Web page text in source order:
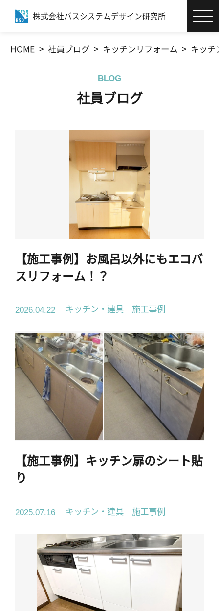
株式会社バスシステムデザイン研究所
エコバスリフォーム®とは
お客様サポート
施工事例
社員ブログ
会社情報
採用情報
協力業者募集
東海圏 052-982-8626
関西圏 06-4392-8626
HOME 社員ブログ キッチンリフォーム キッチ
BLOG
社員ブログ
【施工事例】お風呂以外にもエコバ
スリフォーム！？
2026.04.22 キッチン・建具 施工事例
【施工事例】キッチン扉のシート貼
り
2025.07.16 キッチン・建具 施工事例